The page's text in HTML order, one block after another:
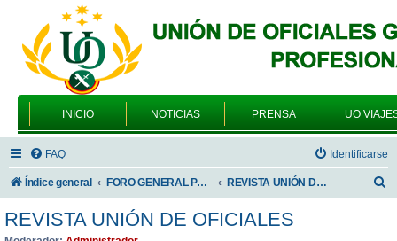
INICIO NOTICIAS PRENSA UO
FAQ Identificarse
Índice general FORO GENERAL PARA TODOS LOS USUARIOS REVISTA UNIÓN DE OFICIALES
REVISTA UNIÓN DE OFICIALES